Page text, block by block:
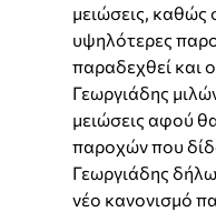
μειώσεις,
υψηλότερες
παραδεχθεί και
Γεωργιάδης
μειώσεις αφού
παροχών που
Γεωργιάδης
νέο κανονισμό